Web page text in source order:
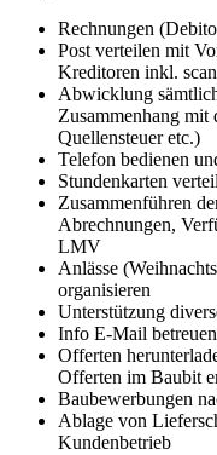
Rechnungen
Post verteilen mit
Kreditoren inkl.
Abwicklung
Zusammenhang
Quellensteuer etc.)
Telefon bedienen
Stundenkarten
Zusammenführen
Abrechnungen,
LMV
Anlässe
organisieren
Unterstützung
Info E-Mail betreuen
Offerten
Offerten im Baubit
Baubewerbungen
Ablage von
Kundenbetrieb